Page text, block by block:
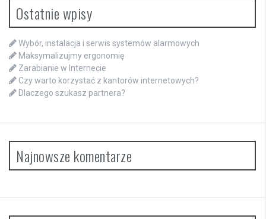
Ostatnie wpisy
Wybór, instalacja i serwis systemów alarmowych
Maksymalizujmy ergonomię
Zarabianie w Internecie
Czy warto korzystać z kantorów internetowych?
Dlaczego szukasz partnera?
Najnowsze komentarze